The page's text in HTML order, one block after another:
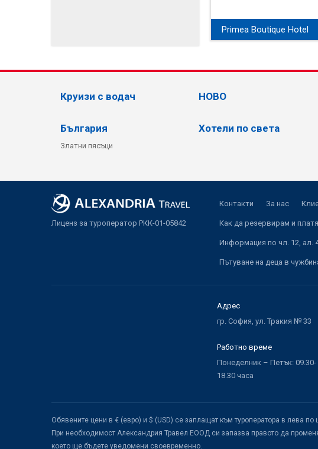
Primea Boutique Hotel
Круизи с водач НОВО
България
Златни пясъци
Хотели по света
Лиценз за туроператор РКК-01-05842
Контакти За нас
Как да резервирам и платя
Информация по чл. 12, ал.
Пътуване на деца в
Адрес
гр. София, ул. Тракия № 33
Работно време
Понеделник – Петък: 09.30-
18.30 часа
Обявените цени в € (евро) и $ (USD) се заплащат към туроператора в лева
При необходимост Александрия Травел ЕООД си запазва правото да
което ще бъдете уведомени своевременно.